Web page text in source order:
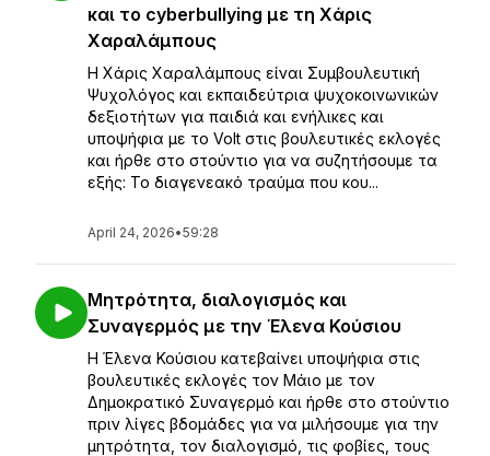
και το cyberbullying με τη Χάρις
Χαραλάμπους
Η Χάρις Χαραλάμπους είναι Συμβουλευτική
Ψυχολόγος και εκπαιδεύτρια ψυχοκοινωνικών
δεξιοτήτων για παιδιά και ενήλικες και
υποψήφια με το Volt στις βουλευτικές εκλογές
και ήρθε στο στούντιο για να συζητήσουμε τα
εξής: Το διαγενεακό τραύμα που κου...
April 24, 2026•59:28
Μητρότητα, διαλογισμός και
Συναγερμός με την Έλενα Κούσιου
Η Έλενα Κούσιου κατεβαίνει υποψήφια στις
βουλευτικές εκλογές τον Μάιο με τον
Δημοκρατικό Συναγερμό και ήρθε στο στούντιο
πριν λίγες βδομάδες για να μιλήσουμε για την
μητρότητα, τον διαλογισμό, τις φοβίες, τους